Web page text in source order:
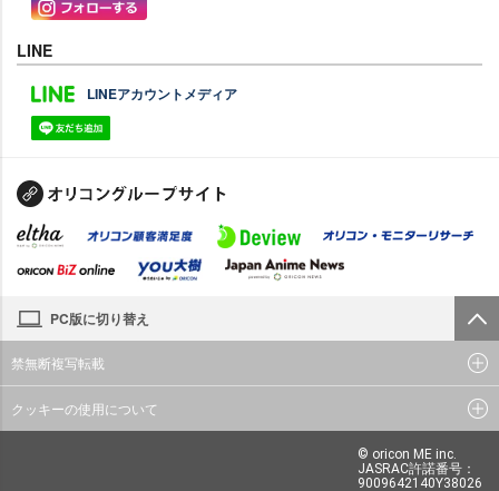
LINE
LINEアカウントメディア
PC版に切り替え
禁無断複写転載
クッキーの使用について
© oricon ME inc.
JASRAC許諾番号：
9009642140Y38026